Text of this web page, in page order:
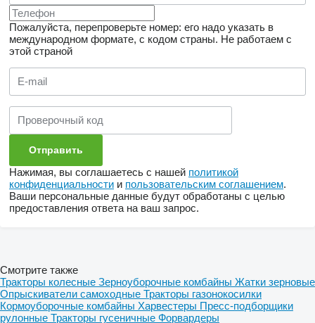
Пожалуйста, перепроверьте номер: его надо указать в
международном формате, с кодом страны. Не работаем с
этой страной
Нажимая, вы соглашаетесь с нашей политикой
конфиденциальности и пользовательским соглашением.
Ваши персональные данные будут обработаны с целью
предоставления ответа на ваш запрос.
Смотрите также
Тракторы колесные Зерноуборочные комбайны Жатки зерновые
Опрыскиватели самоходные Тракторы газонокосилки
Кормоуборочные комбайны Харвестеры Пресс-подборщики
рулонные Тракторы гусеничные Форвардеры